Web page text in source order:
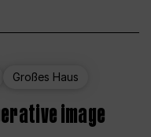
Großes Haus
image